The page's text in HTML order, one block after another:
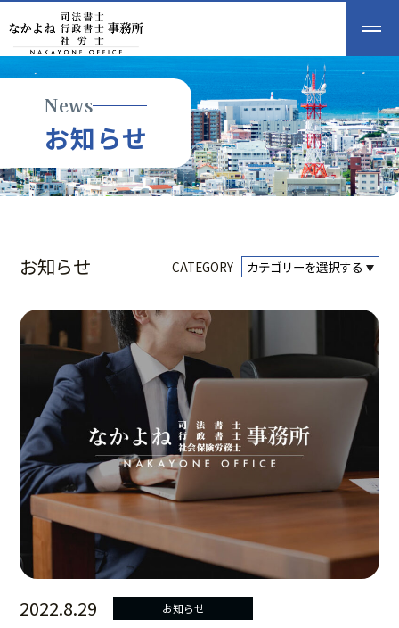
News
お知 らせ
お知らせ CATEGORY
2022.8.29 お知らせ